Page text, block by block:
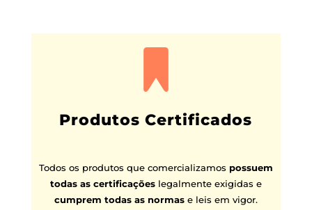
Produtos Certificados
Todos os produtos que comercializamos possuem
todas as certificaçõeslegalmente exigidas e
cumprem todas as normase leis em vigor.